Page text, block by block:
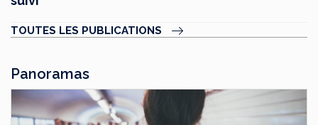
TOUTES LES PUBLICATIONS
Panoramas